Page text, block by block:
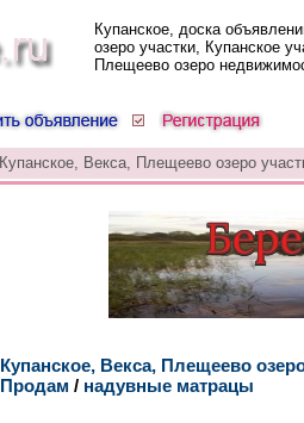
Купанское, доска
озеро участки, Купанское
Плещеево озеро
Купанское, Векса, Плещеево озеро
Купанское, Векса, Плещеево
Продам / надувные матрацы